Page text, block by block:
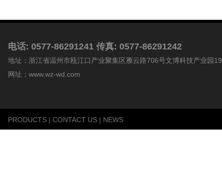
电话: 0577-86291241 传真: 0577-86291242
地址：浙江省温州市瓯江口产业聚集区雁云路706号文博科技产业园
网址：www.wz-wd.com
PRODUCTS | CONTACT US | NEWS